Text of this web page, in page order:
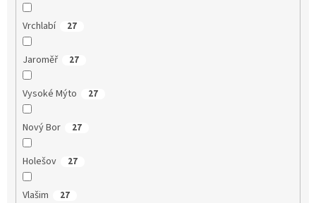
Vrchlabí 27
Jaroměř 27
Vysoké Mýto 27
Nový Bor 27
Holešov 27
Vlašim 27